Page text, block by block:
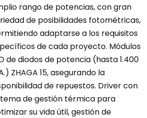
rango de potencias, con gran
de posibilidades fotométricas,
adaptarse a los requisitos
de cada proyecto. Módulos
de diodos de potencia (hasta 1.400
ZHAGA 15, asegurando la
de repuestos. Driver con
de gestión térmica para
su vida útil, gestión de